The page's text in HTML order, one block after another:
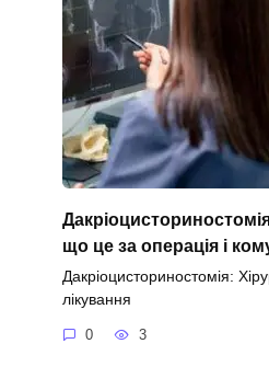
Дакріоцисториностомія
що це за операція і
Дакріоцисториностомія:
лікування
0 3